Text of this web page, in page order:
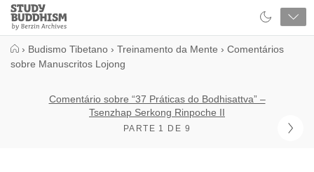
Close
Study
Buddhism
› Budismo Tibetano › Treinamento da Mente › Comentários
sobre Manuscritos Lojong
Comentário sobre “37 Práticas do Bodhisattva” –
Tsenzhap Serkong Rinpoche II
PARTE 1 DE 9